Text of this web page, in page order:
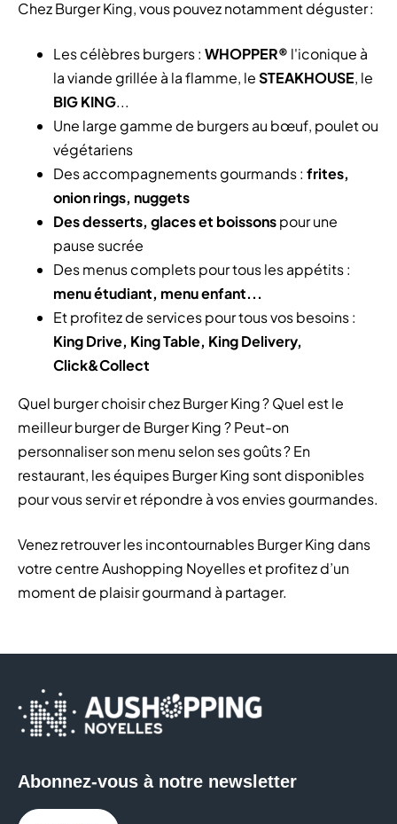
Chez Burger King, vous pouvez notamment déguster :
Les célèbres burgers : WHOPPER® l'iconique à
la viande grillée à la flamme, leSTEAKHOUSE, le
BIG KING...
Une large gamme de burgers au bœuf, poulet ou
végétariens
Des accompagnements gourmands : frites,
onion rings, nuggets
Des desserts, glaces et boissonspour une
pause sucrée
Des menus complets pour tous les appétits :
menu étudiant, menu enfant...
Et profitez de services pour tous vos besoins :
King Drive, King Table, King Delivery,
Click&Collect
Quel burger choisir chez Burger King ? Quel est le
meilleur burger de Burger King ? Peut-on
personnaliser son menu selon ses goûts ? En
restaurant, les équipes Burger King sont disponibles
pour vous servir et répondre à vos envies gourmandes.
Venez retrouver les incontournables Burger King dans
votre centre Aushopping Noyelles et profitez d’un
moment de plaisir gourmand à partager.
Abonnez-vous à notre newsletter